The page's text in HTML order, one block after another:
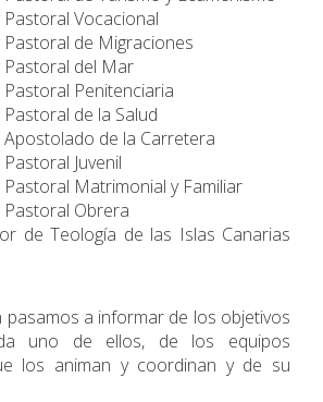
Vocacional
de Migraciones
Pastoral del Mar
Penitenciaria
de la Salud
de la Carretera
Juvenil
Matrimonial y Familiar
Obrera
de Teología de las Islas Canarias
a informar de los objetivos
uno de ellos, de los equipos
los animan y coordinan y de su